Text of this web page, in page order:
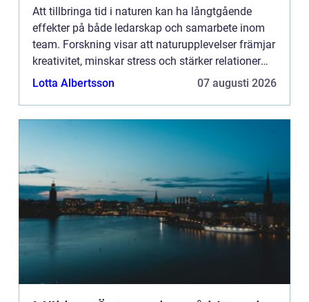
Att tillbringa tid i naturen kan ha långtgående
effekter på både ledarskap och samarbete inom
team. Forskning visar att naturupplevelser främjar
kreativitet, minskar stress och stärker relationer
mellan medarbetare. ...
Lotta Albertsson 07 augusti 2026